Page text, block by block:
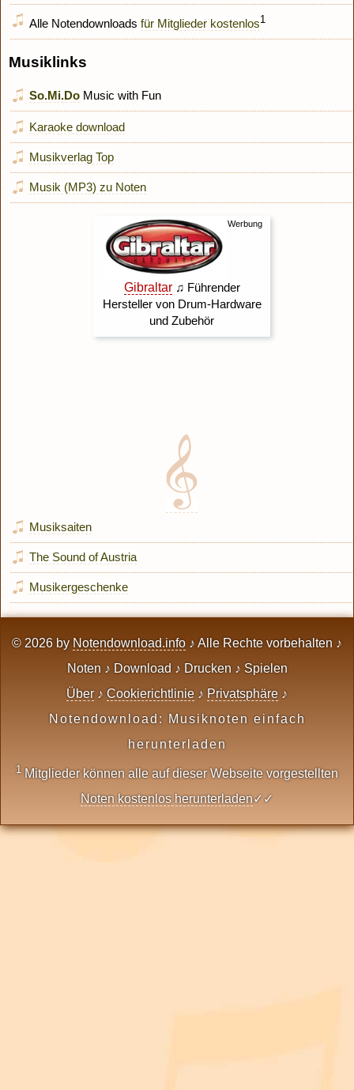
Alle Notendownloads für Mitglieder kostenlos1
Musiklinks
So.Mi.Do Music with Fun
Karaoke download
Musikverlag Top
Musik (MP3) zu Noten
Musiksaiten
The Sound of Austria
Musikergeschenke
© 2026 by Notendownload.info ♪ Alle Rechte vorbehalten ♪
Noten ♪ Download ♪ Drucken ♪ Spielen
Über ♪ Cookierichtlinie ♪ Privatsphäre ♪
Notendownload: Musiknoten einfach
herunterladen
1 Mitglieder können alle auf dieser Webseite vorgestellten
Noten kostenlos herunterladen✓✓